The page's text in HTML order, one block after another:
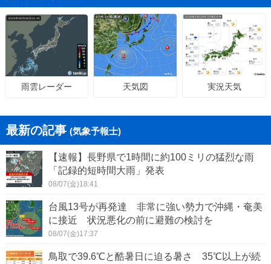
雨雲レーダー 天気図 実況天気
最新の記事 (気象予報士)
【速報】長野県で1時間に約100ミリの猛烈な雨
「記録的短時間大雨」発表
08/07(金)18:41
台風13号が再発達 非常に強い勢力で沖縄・奄美
に接近 状況悪化の前に避難の検討を
08/07(金)17:37
鳥取で39.6℃と酷暑日に迫る暑さ 35℃以上が続